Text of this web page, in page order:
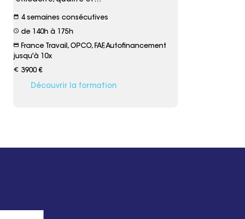
date_range 4 semaines consécutives
schedule de 140h à 175h
credit_card France Travail, OPCO, FAF, Autofinancement
jusqu'à 10x
euro_symbol 3900 €
Découvrir la formation